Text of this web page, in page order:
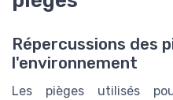
Répercussions des
l'environnement
Les pièges utilisés